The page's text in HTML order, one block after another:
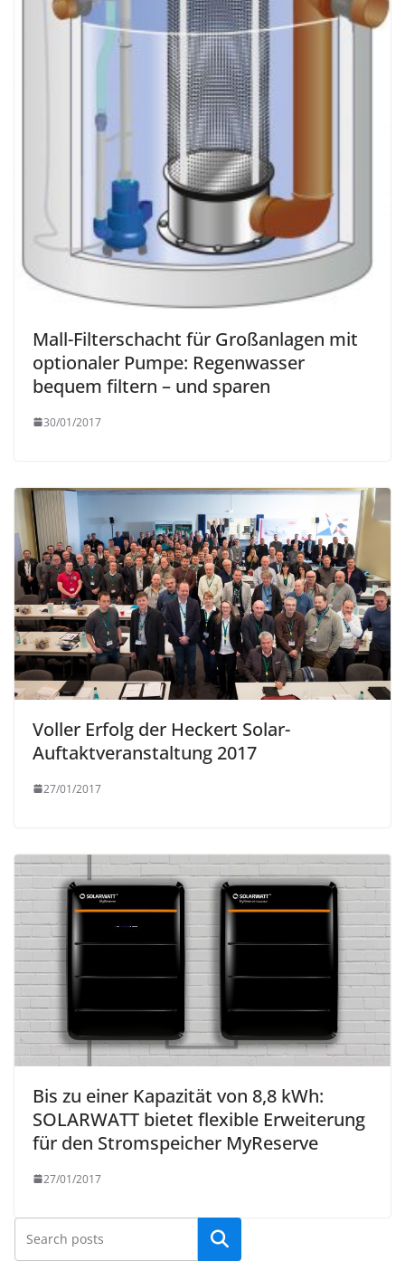
Mall-Filterschacht für Großanlagen mit
optionaler Pumpe: Regenwasser
bequem filtern – und sparen
30/01/2017
Voller Erfolg der Heckert Solar-
Auftaktveranstaltung 2017
27/01/2017
Bis zu einer Kapazität von 8,8 kWh:
SOLARWATT bietet flexible Erweiterung
für den Stromspeicher MyReserve
27/01/2017